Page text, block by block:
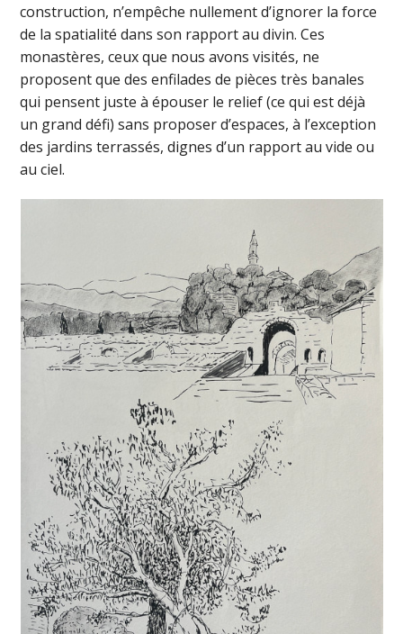
construction, n’empêche nullement d’ignorer la force
de la spatialité dans son rapport au divin. Ces
monastères, ceux que nous avons visités, ne
proposent que des enfilades de pièces très banales
qui pensent juste à épouser le relief (ce qui est déjà
un grand défi) sans proposer d’espaces, à l’exception
des jardins terrassés, dignes d’un rapport au vide ou
au ciel.